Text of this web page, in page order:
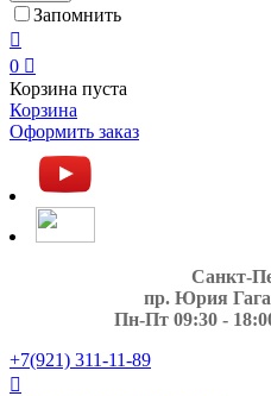
Запомнить

0 
Корзина пуста
Корзина
Оформить заказ
Санкт-
пр. Юрия
Пн-Пт 09:30 -
+7(921) 311-11-89
